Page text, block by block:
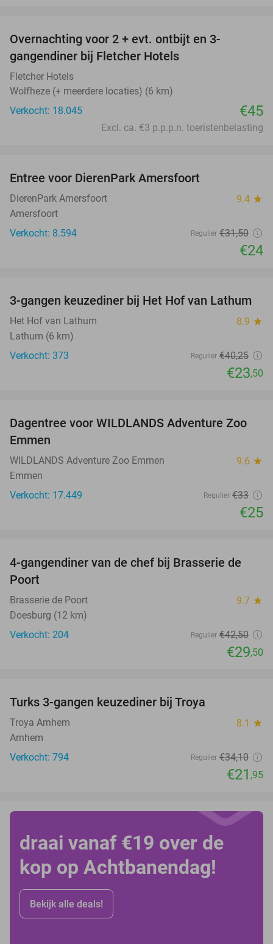
Overnachting voor 2 + evt. ontbijt en 3-
gangendiner bij Fletcher Hotels
Fletcher Hotels
Wolfheze (+ meerdere locaties) (6 km)
Verkocht: 18.045
€45
Excl. ca. €3 p.p.p.n. toeristenbelasting
Entree voor DierenPark Amersfoort
DierenPark Amersfoort 9.4 star
Amersfoort
Verkocht: 8.594
Regulier €31,50
€24
42%
3-gangen keuzediner bij Het Hof van Lathum
Het Hof van Lathum 8.9 star
Lathum (6 km)
Verkocht: 373
Regulier €40,25
€23,50
24%
Dagentree voor WILDLANDS Adventure Zoo
Emmen
WILDLANDS Adventure Zoo Emmen 9.6 star
Emmen
Verkocht: 17.449
Regulier €33
€25
31%
4-gangendiner van de chef bij Brasserie de
Poort
Brasserie de Poort 9.7 star
Doesburg (12 km)
Verkocht: 204
Regulier €42,50
€29,50
Turks 3-gangen keuzediner bij Troya
Troya Arnhem 8.1 star
Arnhem
Verkocht: 794
Regulier €34,10
€21 ,95
draai vanaf €19 over de
kop op Achtbanendag!
Bekijk alle deals!